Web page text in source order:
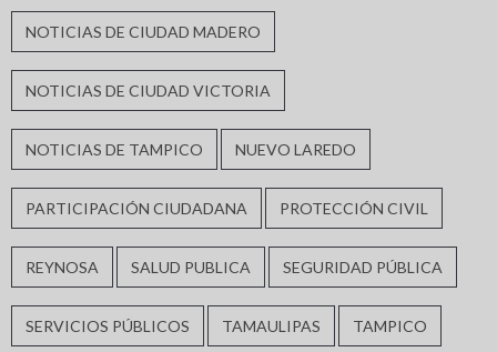
NOTICIAS DE CIUDAD MADERO
NOTICIAS DE CIUDAD VICTORIA
NOTICIAS DE TAMPICO NUEVO LAREDO
PARTICIPACIÓN CIUDADANA PROTECCIÓN CIVIL
REYNOSA SALUD PUBLICA SEGURIDAD PÚBLICA
SERVICIOS PÚBLICOS TAMAULIPAS TAMPICO